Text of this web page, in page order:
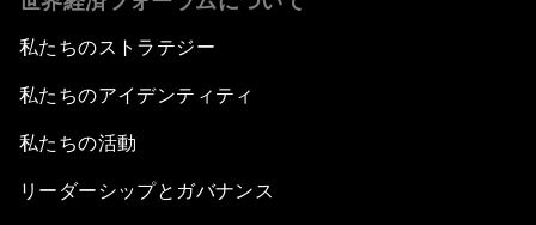
私たちのストラテジー
私たちのアイデンティティ
私たちの活動
リーダーシップとガバナンス